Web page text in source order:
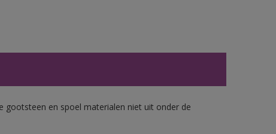
gootsteen en spoel materialen niet uit onder de